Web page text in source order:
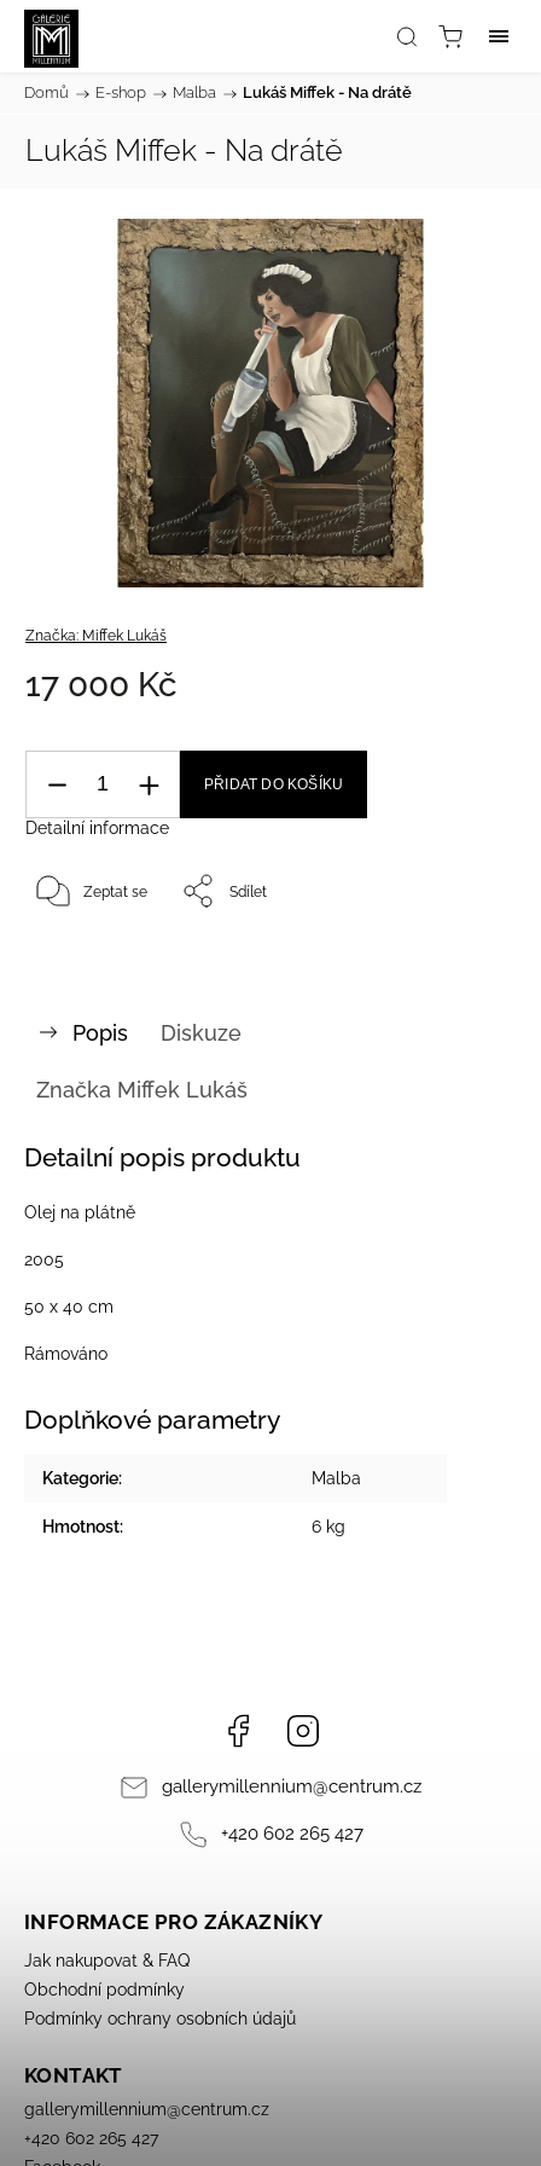
Domů / E-shop / Malba / Lukáš Miffek - Na drátě
Lukáš Miffek - Na drátě
Značka: Miffek Lukáš
17 000 Kč
PŘIDAT DO KOŠÍKU
Detailní informace
Zeptat se Sdílet
Popis Diskuze
Značka Miffek Lukáš
Detailní popis produktu
Olej na plátně
2005
50 x 40 cm
Rámováno
Doplňkové parametry
Kategorie: Malba
Hmotnost: 6 kg
Facebook
gallerymillennium@centrum.cz
+420 602 265 427
INFORMACE PRO ZÁKAZNÍKY
Jak nakupovat & FAQ
Obchodní podmínky
Podmínky ochrany osobních údajů
KONTAKT
gallerymillennium@centrum.cz
+420 602 265 427